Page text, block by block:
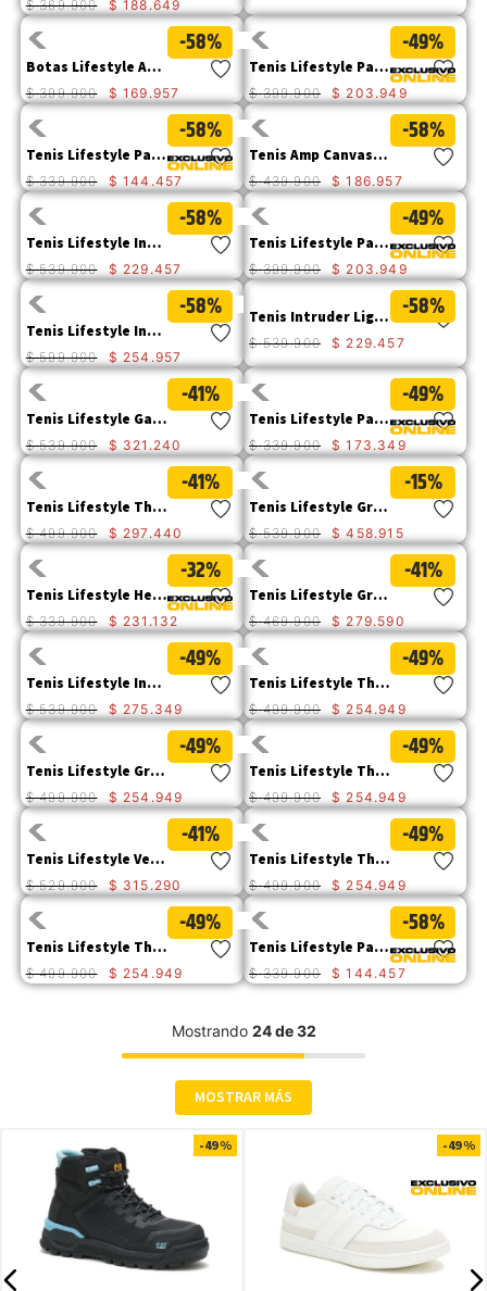
$ 369.900 $ 188 .649
-58%
Botas Lifestyle Amp Canvas Para Mujer
$ 399.900 $ 169 .957
-49%
Tenis Lifestyle Pause Retro T-Toe Para Mujer
$ 399.900 $ 203 .949
-58%
Tenis Lifestyle Pause Retro T-Toe Ws Para Mujer
$ 339.900 $ 144 .457
-58%
Tenis Amp Canvas Mujer
$ 439.900 $ 186.957
-58%
Tenis Lifestyle Intruder Lightning M Para Mujer
$ 539.900 $ 229 .457
-49%
Tenis Lifestyle Pause Retro W S Para Mujer
$ 399.900 $ 203 .949
-58%
Tenis Lifestyle Intruder Para Mujer
$ 599.900 $ 254 .957
-58%
Tenis Intruder Lightning W Mujer
$ 539.900 $ 229.457
-41%
Tenis Lifestyle Gauge Hombre
$ 539.900 $ 321 .240
-49%
Tenis Lifestyle Pause Retro T-Toe Para Hombre
$ 339.900 $ 173 .349
-41%
Tenis Lifestyle Theorem Mid Hombre
$ 499.900 $ 297.440
-15%
Tenis Lifestyle Grapple Suede Hombre
$ 539.900 $ 458.915
-32%
Tenis Lifestyle Hex + Canvas Hombre
$ 339.900 $ 231 .132
-41%
Tenis Lifestyle Grapple Suede Mesh Hombre
$ 469.900 $ 279.590
-49%
Tenis Lifestyle Intruder Lightning 2 Hombre
$ 539.900 $ 275 .349
-49%
Tenis Lifestyle Theorem Shootie Hombre
$ 499.900 $ 254 .949
-49%
Tenis Lifestyle Grapple Leather Mesh Hombre
$ 499.900 $ 254 .949
-49%
Tenis Lifestyle Theorem Hombre
$ 499.900 $ 254 .949
-41%
Tenis Lifestyle Versage Lo Hombre
$ 529.900 $ 315 .290
-49%
Tenis Lifestyle Theorem Shootie Hombre
$ 499.900 $ 254 .949
-49%
Tenis Lifestyle Theorem Hombre
$ 499.900 $ 254 .949
-58%
Tenis Lifestyle Pause Retro T-Toe Hombre
$ 339.900 $ 144 .457
Mostrando 24 de 32
MOSTRAR MÁS
-49 % -49 %
camisetas hombre
10 . tenis mujer